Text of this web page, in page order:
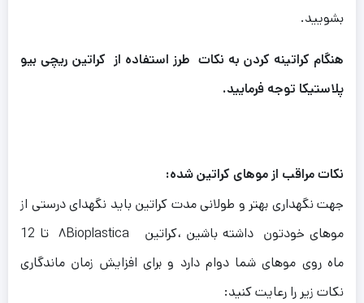
بشویید.
هنگام کراتینه کردن به نکات طرز استفاده از کراتین ریچی بیو
پلاستیکا توجه فرمایید.
نکات مراقب از موهای کراتین شده:
جهت نگهداری بهتر و طولانی مدت کراتین باید نگهدای درستی از
موهای خودتون داشته باشین ،کراتین ۸Bioplastica تا 12
ماه روی موهای شما دوام دارد و برای افزایش زمان ماندگاری
نکات زیر را رعایت کنید: